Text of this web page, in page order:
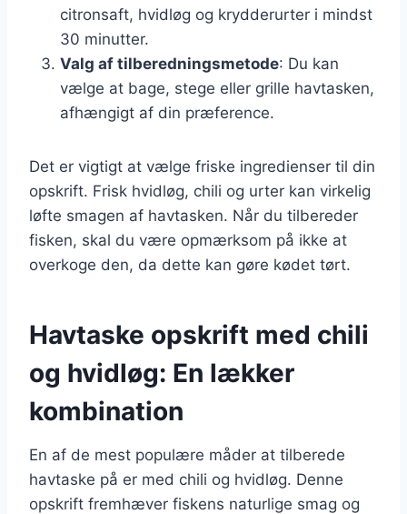
citronsaft, hvidløg og krydderurter i mindst
30 minutter.
Valg af tilberedningsmetode: Du kan
vælge at bage, stege eller grille havtasken,
afhængigt af din præference.
Det er vigtigt at vælge friske ingredienser til din
opskrift. Frisk hvidløg, chili og urter kan virkelig
løfte smagen af havtasken. Når du tilbereder
fisken, skal du være opmærksom på ikke at
overkoge den, da dette kan gøre kødet tørt.
Havtaske opskrift med chili
og hvidløg: En lækker
kombination
En af de mest populære måder at tilberede
havtaske på er med chili og hvidløg. Denne
opskrift fremhæver fiskens naturlige smag og